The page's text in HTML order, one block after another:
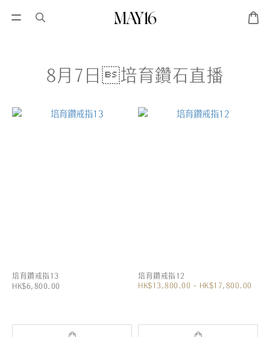
8月7日培育鑽石直播
培育鑽戒指13
HK$6,800.00
培育鑽戒指12
HK$13,800.00 ~ HK$17,800.00